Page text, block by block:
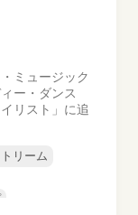
ミュージック
ー・ダンス
リスト」に追
リーム